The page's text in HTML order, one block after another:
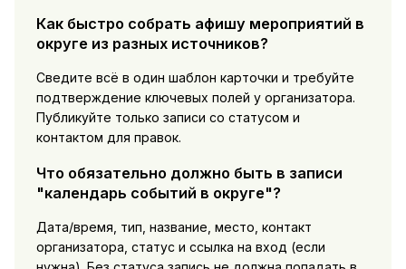
Как быстро собрать афишу мероприятий в
округе из разных источников?
Сведите всё в один шаблон карточки и требуйте
подтверждение ключевых полей у организатора.
Публикуйте только записи со статусом и
контактом для правок.
Что обязательно должно быть в записи
"календарь событий в округе"?
Дата/время, тип, название, место, контакт
организатора, статус и ссылка на вход (если